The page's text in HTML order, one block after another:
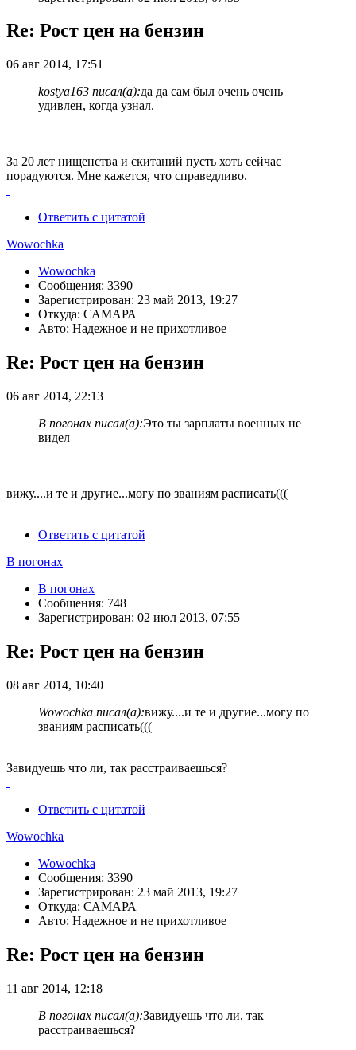
Re: Рост цен на бензин
06 авг 2014, 17:51
kostya163 писал(а):да да сам был очень очень
удивлен, когда узнал.
За 20 лет нищенства и скитаний пусть хоть сейчас
порадуются. Мне кажется, что справедливо.
Ответить с цитатой
Wowochka
Wowochka
Сообщения: 3390
Зарегистрирован: 23 май 2013, 19:27
Откуда: САМАРА
Авто: Надежное и не прихотливое
Re: Рост цен на бензин
06 авг 2014, 22:13
В погонах писал(а):Это ты зарплаты военных не
видел
вижу....и те и другие...могу по званиям расписать(((
Ответить с цитатой
В погонах
В погонах
Сообщения: 748
Зарегистрирован: 02 июл 2013, 07:55
Re: Рост цен на бензин
08 авг 2014, 10:40
Wowochka писал(а):вижу....и те и другие...могу по
званиям расписать(((
Завидуешь что ли, так расстраиваешься?
Ответить с цитатой
Wowochka
Wowochka
Сообщения: 3390
Зарегистрирован: 23 май 2013, 19:27
Откуда: САМАРА
Авто: Надежное и не прихотливое
Re: Рост цен на бензин
11 авг 2014, 12:18
В погонах писал(а):Завидуешь что ли, так
расстраиваешься?